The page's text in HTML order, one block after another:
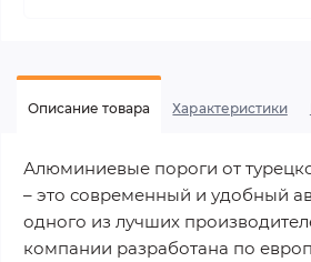
Описание товара Характеристики
Алюминиевые пороги от
– это современный и удобный
одного из лучших
компании разработана по